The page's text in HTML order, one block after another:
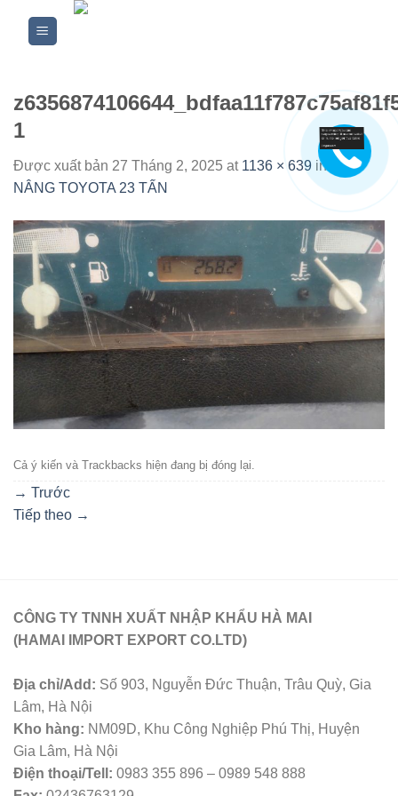
1
Được xuất bản 27 Tháng 2, 2025 at 1136 × 639 in
XE
NÂNG TOYOTA 23 TẤN
Cả ý kiến ​​và Trackbacks hiện đang bị đóng lại.
→ Trước
Tiếp theo →
CÔNG TY TNNH XUẤT NHẬP KHẨU HÀ MAI
(HAMAI IMPORT EXPORT CO.LTD)
Địa chỉ/Add: Số 903, Nguyễn Đức Thuận, Trâu Quỳ, Gia
Lâm, Hà Nội
Kho hàng: NM09D, Khu Công Nghiệp Phú Thị, Huyện
Gia Lâm, Hà Nội
Điện thoại/Tell: 0983 355 896 – 0989 548 888